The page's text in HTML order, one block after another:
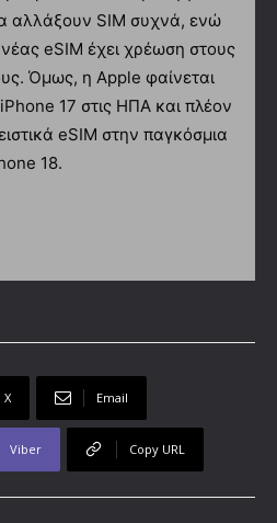
αλλάξουν SIM συχνά, ενώ
eSIM έχει χρέωση στους
Όμως, η Apple φαίνεται
17 στις ΗΠΑ και πλέον
eSIM στην παγκόσμια
18.
X Email
Viber Copy URL